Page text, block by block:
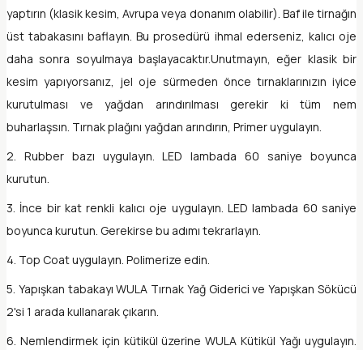
yaptırın (klasik kesim, Avrupa veya donanım olabilir). Baf ile tirnağın
üst tabakasını baflayın. Bu prosedürü ihmal ederseniz, kalıcı oje
daha sonra soyulmaya başlayacaktır.Unutmayın, eğer klasik bir
kesim yapıyorsanız, jel oje sürmeden önce tırnaklarınızın iyice
kurutulması ve yağdan arındırılması gerekir ki tüm nem
buharlaşsın. Tırnak plağını yağdan arındırın, Primer uygulayın.
2. Rubber bazı uygulayın. LED lambada 60 saniye boyunca
kurutun.
3. İnce bir kat renkli kalıcı oje uygulayın. LED lambada 60 saniye
boyunca kurutun. Gerekirse bu adımı tekrarlayın.
4. Top Coat uygulayın. Polimerize edin.
5. Yapışkan tabakayı WULA Tırnak Yağ Giderici ve Yapışkan Sökücü
2'si 1 arada kullanarak çıkarın.
6. Nemlendirmek için kütikül üzerine WULA Kütikül Yağı uygulayın.